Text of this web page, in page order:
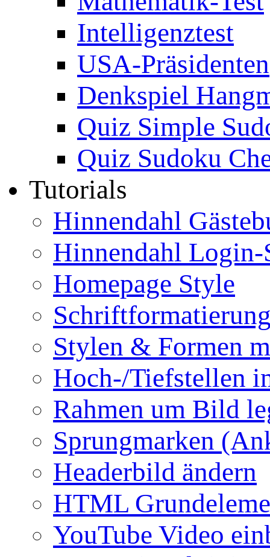
Intelligenztest
USA-Präsidenten
Denkspiel
Quiz Simple
Quiz Sudoku
Tutorials
Hinnendahl
Hinnendahl Login-
Homepage Style
Stylen & Formen
Hoch-/Tiefstellen
Rahmen um Bild
Sprungmarken
Headerbild ändern
HTML
YouTube Video